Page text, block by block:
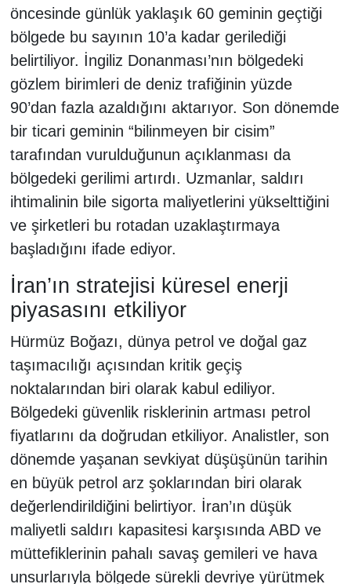
öncesinde günlük yaklaşık 60 geminin geçtiği
bölgede bu sayının 10’a kadar gerilediği
belirtiliyor. İngiliz Donanması’nın bölgedeki
gözlem birimleri de deniz trafiğinin yüzde
90’dan fazla azaldığını aktarıyor. Son dönemde
bir ticari geminin “bilinmeyen bir cisim”
tarafından vurulduğunun açıklanması da
bölgedeki gerilimi artırdı. Uzmanlar, saldırı
ihtimalinin bile sigorta maliyetlerini yükselttiğini
ve şirketleri bu rotadan uzaklaştırmaya
başladığını ifade ediyor.
İran’ın stratejisi küresel enerji
piyasasını etkiliyor
Hürmüz Boğazı, dünya petrol ve doğal gaz
taşımacılığı açısından kritik geçiş
noktalarından biri olarak kabul ediliyor.
Bölgedeki güvenlik risklerinin artması petrol
fiyatlarını da doğrudan etkiliyor. Analistler, son
dönemde yaşanan sevkiyat düşüşünün tarihin
en büyük petrol arz şoklarından biri olarak
değerlendirildiğini belirtiyor. İran’ın düşük
maliyetli saldırı kapasitesi karşısında ABD ve
müttefiklerinin pahalı savaş gemileri ve hava
unsurlarıyla bölgede sürekli devriye yürütmek